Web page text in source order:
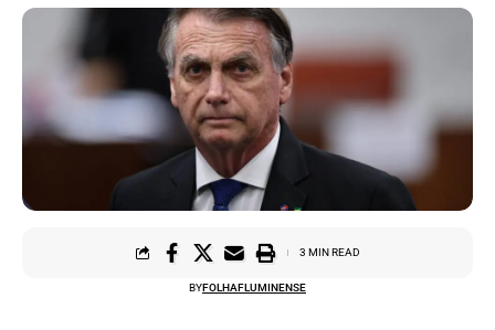
BYFOLHAFLUMINENSE
3 MIN READ